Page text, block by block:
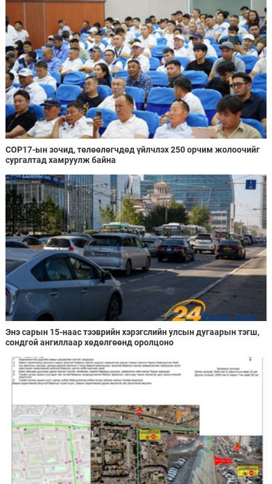
COP17-ын зочид, төлөөлөгчдөд үйлчлэх 250 орчим жолоочийг
сургалтад хамруулж байна
Энэ сарын 15-наас тээврийн хэрэгслийн улсын дугаарын тэгш,
сондгой ангиллаар хөдөлгөөнд оролцоно